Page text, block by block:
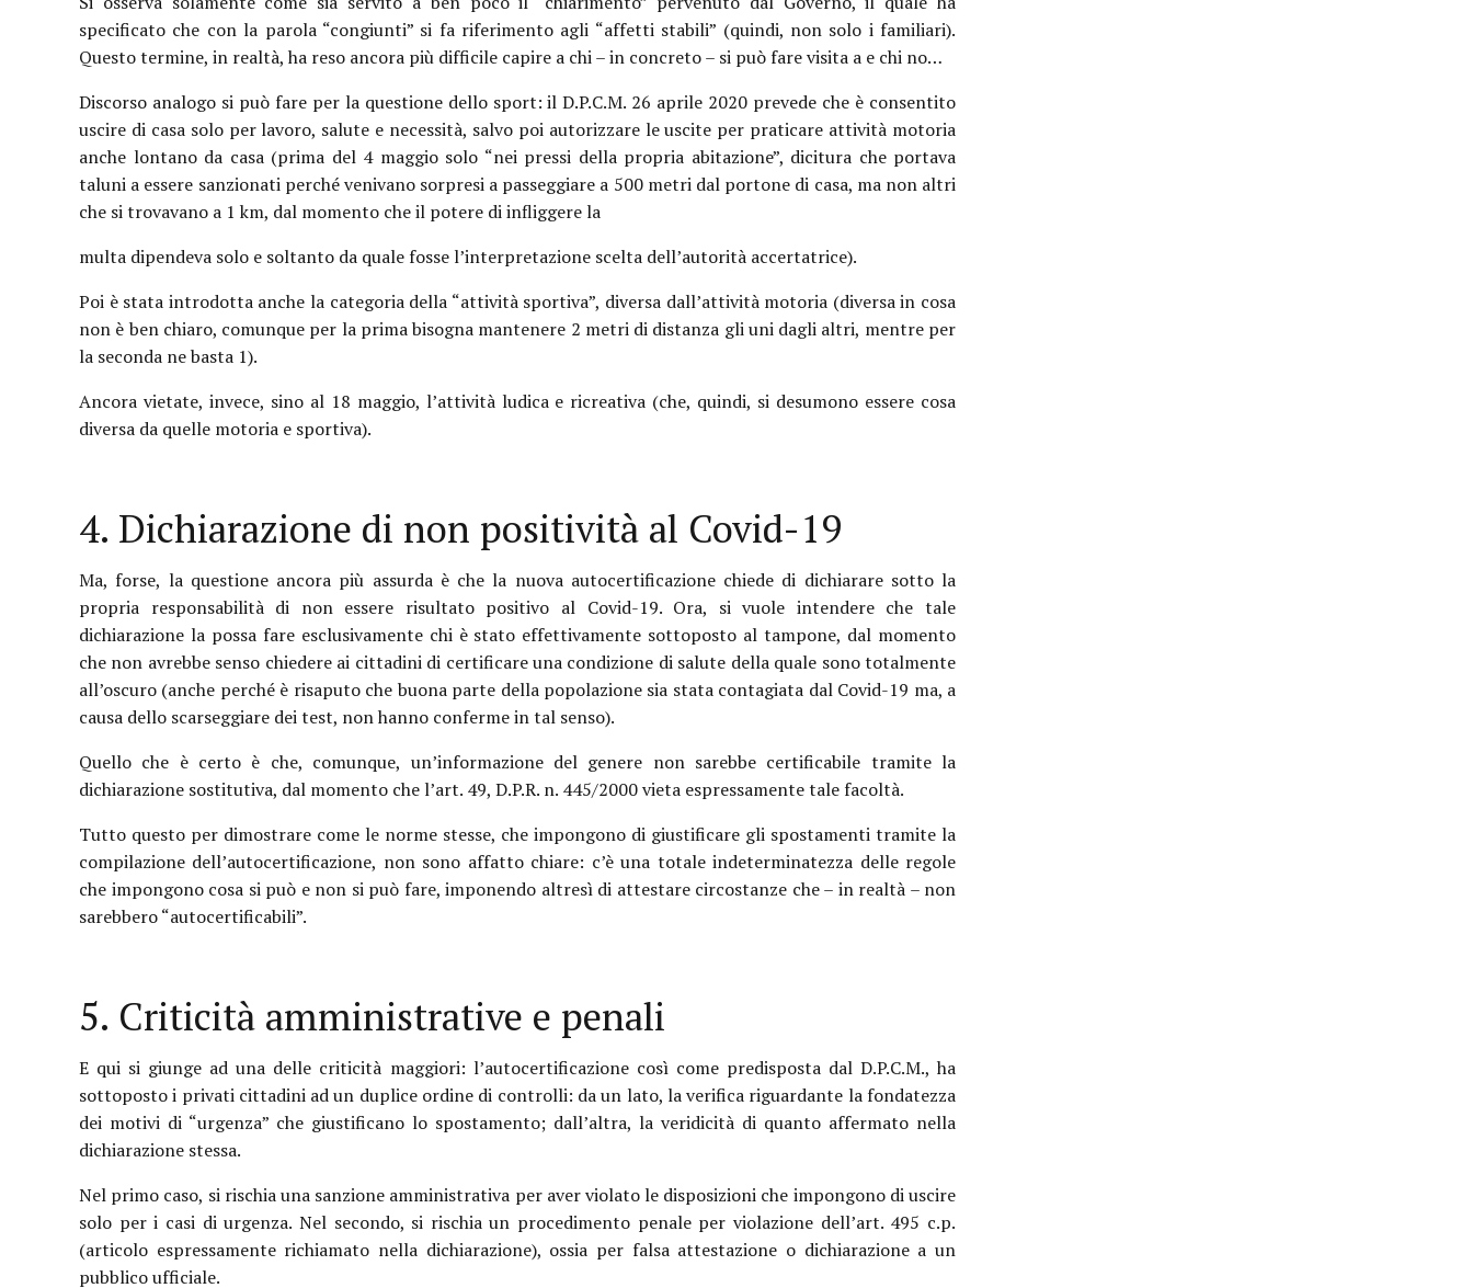
specificato che con la parola “congiunti” si fa riferimento agli “affetti stabili” (quindi, non solo i familiari).
Questo termine, in realtà, ha reso ancora più difficile capire a chi – in concreto – si può fare visita a e chi no…
Discorso analogo si può fare per la questione dello sport: il D.P.C.M. 26 aprile 2020 prevede che è consentito
uscire di casa solo per lavoro, salute e necessità, salvo poi autorizzare le uscite per praticare attività motoria
anche lontano da casa (prima del 4 maggio solo “nei pressi della propria abitazione”, dicitura che portava
taluni a essere sanzionati perché venivano sorpresi a passeggiare a 500 metri dal portone di casa, ma non altri
che si trovavano a 1 km, dal momento che il potere di infliggere la
multa dipendeva solo e soltanto da quale fosse l’interpretazione scelta dell’autorità accertatrice).
Poi è stata introdotta anche la categoria della “attività sportiva”, diversa dall’attività motoria (diversa in cosa
non è ben chiaro, comunque per la prima bisogna mantenere 2 metri di distanza gli uni dagli altri, mentre per
la seconda ne basta 1).
Ancora vietate, invece, sino al 18 maggio, l’attività ludica e ricreativa (che, quindi, si desumono essere cosa
diversa da quelle motoria e sportiva).
4. Dichiarazione di non positività al Covid-19
Ma, forse, la questione ancora più assurda è che la nuova autocertificazione chiede di dichiarare sotto la
propria responsabilità di non essere risultato positivo al Covid-19. Ora, si vuole intendere che tale
dichiarazione la possa fare esclusivamente chi è stato effettivamente sottoposto al tampone, dal momento
che non avrebbe senso chiedere ai cittadini di certificare una condizione di salute della quale sono totalmente
all’oscuro (anche perché è risaputo che buona parte della popolazione sia stata contagiata dal Covid-19 ma, a
causa dello scarseggiare dei test, non hanno conferme in tal senso).
Quello che è certo è che, comunque, un’informazione del genere non sarebbe certificabile tramite la
dichiarazione sostitutiva, dal momento che l’art. 49, D.P.R. n. 445/2000 vieta espressamente tale facoltà.
Tutto questo per dimostrare come le norme stesse, che impongono di giustificare gli spostamenti tramite la
compilazione dell’autocertificazione, non sono affatto chiare: c’è una totale indeterminatezza delle regole
che impongono cosa si può e non si può fare, imponendo altresì di attestare circostanze che – in realtà – non
sarebbero “autocertificabili”.
5. Criticità amministrative e penali
E qui si giunge ad una delle criticità maggiori: l’autocertificazione così come predisposta dal D.P.C.M., ha
sottoposto i privati cittadini ad un duplice ordine di controlli: da un lato, la verifica riguardante la fondatezza
dei motivi di “urgenza” che giustificano lo spostamento; dall’altra, la veridicità di quanto affermato nella
dichiarazione stessa.
Nel primo caso, si rischia una sanzione amministrativa per aver violato le disposizioni che impongono di uscire
solo per i casi di urgenza. Nel secondo, si rischia un procedimento penale per violazione dell’art. 495 c.p.
(articolo espressamente richiamato nella dichiarazione), ossia per falsa attestazione o dichiarazione a un
pubblico ufficiale.